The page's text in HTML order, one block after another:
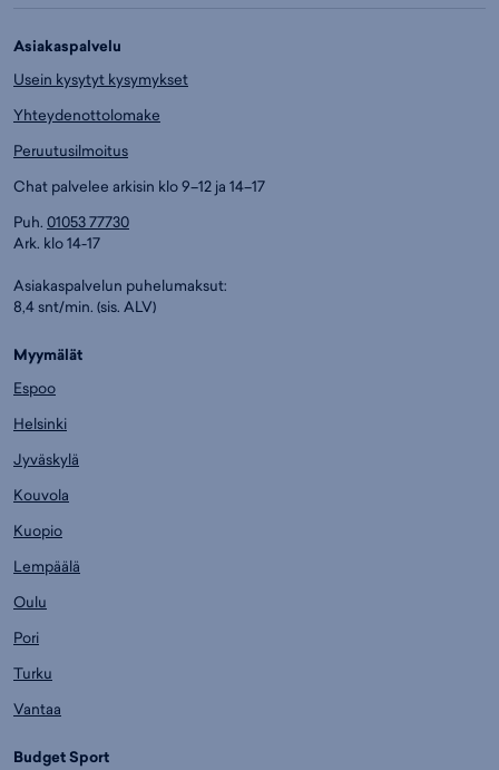
Asiakaspalvelu
Usein kysytyt kysymykset
Yhteydenottolomake
Peruutusilmoitus
Chat palvelee arkisin klo 9–12 ja 14–17
Puh. 01053 77730
Ark. klo 14-17
Asiakaspalvelun puhelumaksut:
8,4 snt/min. (sis. ALV)
Myymälät
Espoo
Helsinki
Jyväskylä
Kouvola
Kuopio
Lempäälä
Oulu
Pori
Turku
Vantaa
Budget Sport